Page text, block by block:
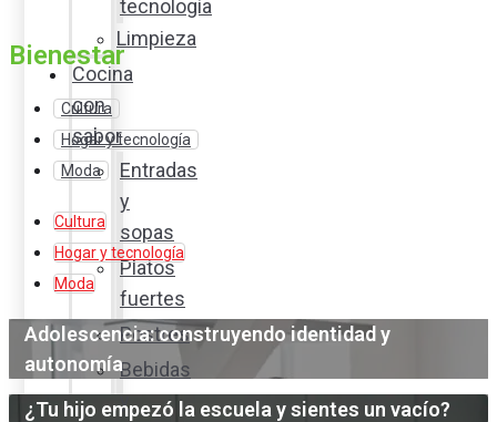
tecnología
Limpieza
Cocina
con
sabor
Entradas
y
sopas
Platos
fuertes
Postres
Bebidas
y
Bienestar
Cultura
Hogar y tecnología
Moda
Cultura
Hogar y tecnología
Moda
Adolescencia: construyendo identidad y
autonomía
¿Tu hijo empezó la escuela y sientes un vacío?